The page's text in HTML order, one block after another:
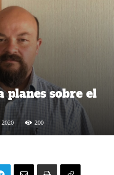
planes sobre el
200